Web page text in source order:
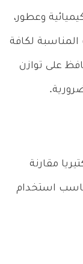
وعطور،
لكافة
على توازن
مقارنة
استخدام